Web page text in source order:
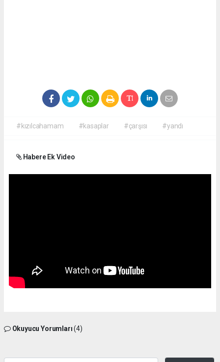
#kızılcahamam #kasaplar #çarşısı #yandı
Habere Ek Video
Okuyucu Yorumları(4)